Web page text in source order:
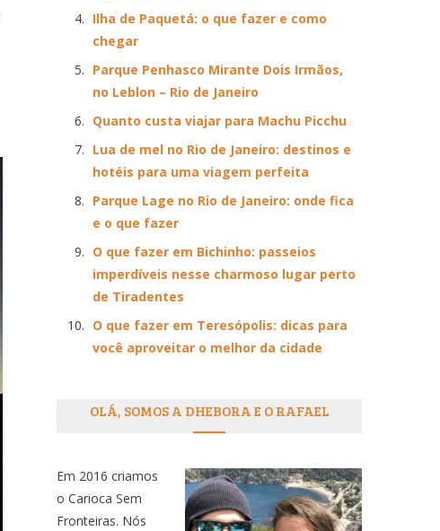
Ilha de Paquetá: o que fazer e como
chegar
Parque Penhasco Mirante Dois Irmãos,
no Leblon – Rio de Janeiro
Quanto custa viajar para Machu Picchu
Lua de mel no Rio de Janeiro: destinos e
hotéis para uma viagem perfeita
Parque Lage no Rio de Janeiro: onde fica
e o que fazer
O que fazer em Bichinho: passeios
imperdíveis nesse charmoso lugar perto
de Tiradentes
O que fazer em Teresópolis: dicas para
você aproveitar o melhor da cidade
OLÁ, SOMOS A DHEBORA E O RAFAEL
Em 2016 criamos
o Carioca Sem
Fronteiras. Nós